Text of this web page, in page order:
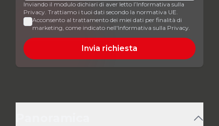
Inviando il modulo dichiari di aver letto l’Informativa sulla
Privacy. Trattiamo i tuoi dati secondo la normativa UE.
Acconsento al trattamento dei miei dati per finalità di
marketing, come indicato nell'Informativa sulla Privacy.
Invia richiesta